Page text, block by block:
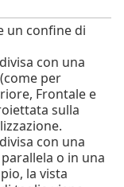
un confine di
con una
per
Frontale e
sulla
con una
o in una
la vista